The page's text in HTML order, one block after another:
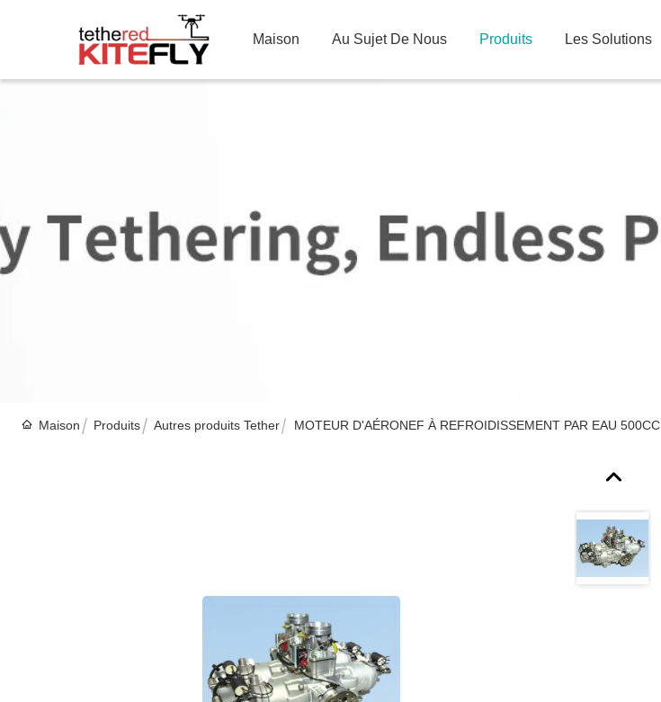
Maison Au Sujet De Nous Produits Les Solutions
Maison Produits Autres produits Tether MOTEUR D'AÉRONEF À REFROIDISSEMENT PAR EAU 500CC